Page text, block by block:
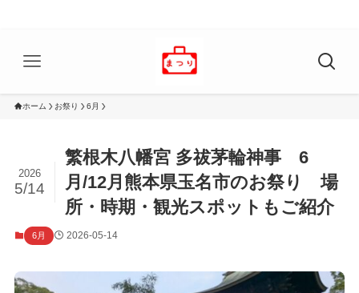
ホーム お祭り 6月
繁根木八幡宮 多祓茅輪神事 6
月/12月熊本県玉名市のお祭り 場
所・時期・観光スポットもご紹介
2026
5/14
6月 2026-05-14